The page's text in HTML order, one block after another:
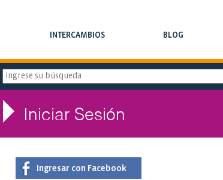
INTERCAMBIOS BLOG
Iniciar Sesión
Ingresar con Facebook